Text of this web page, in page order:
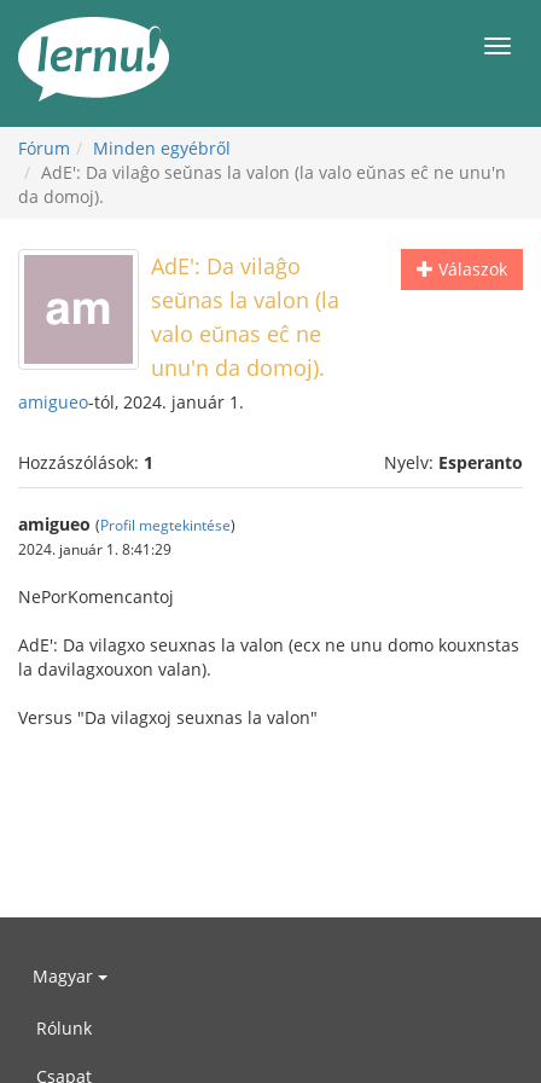
Fórum
Minden egyébről
AdE': Da vilaĝo seŭnas la valon (la valo eŭnas eĉ ne unu'n
da domoj).
Válaszok
AdE': Da vilaĝo
seŭnas la valon (la
valo eŭnas eĉ ne
unu'n da domoj).
amigueo-tól, 2024. január 1.
Hozzászólások: 1 Nyelv: Esperanto
amigueo (Profil megtekintése)
2024. január 1. 8:41:29
NePorKomencantoj
AdE': Da vilagxo seuxnas la valon (ecx ne unu domo kouxnstas
la davilagxouxon valan).
Versus "Da vilagxoj seuxnas la valon"
Magyar
Rólunk
Csapat